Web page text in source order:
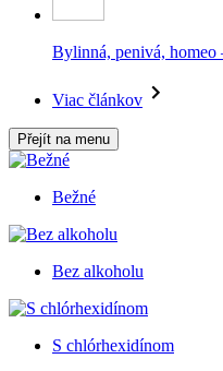
Bylinná, penivá, homeo
Viac článkov
Přejít na menu
Bežné
Bez alkoholu
S chlórhexidínom